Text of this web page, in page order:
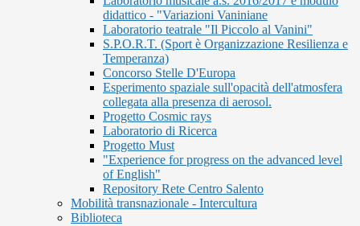
didattico - "Variazioni Vaniniane
Laboratorio teatrale "Il Piccolo al Vanini"
S.P.O.R.T. (Sport è Organizzazione Resilienza e
Temperanza)
Concorso Stelle D'Europa
Esperimento spaziale sull'opacità dell'atmosfera
collegata alla presenza di aerosol.
Progetto Cosmic rays
Laboratorio di Ricerca
Progetto Must
"Experience for progress on the advanced level
of English"
Repository Rete Centro Salento
Mobilità transnazionale - Intercultura
Biblioteca